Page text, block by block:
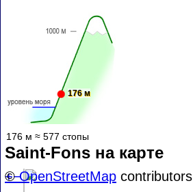
176 м
176 м ≈ 577 стопы
Saint-Fons на карте
+−
©OpenStreetMap contributors